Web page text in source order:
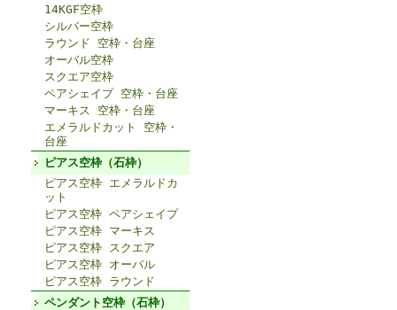
14KGF空枠
シルバー空枠
ラウンド 空枠・台座
オーバル空枠
スクエア空枠
ペアシェイプ 空枠・台座
マーキス 空枠・台座
エメラルドカット 空枠・
台座
ピアス空枠（石枠）
ピアス空枠 エメラルドカ
ット
ピアス空枠 ペアシェイプ
ピアス空枠 マーキス
ピアス空枠 スクエア
ピアス空枠 オーバル
ピアス空枠 ラウンド
ペンダント空枠（石枠）